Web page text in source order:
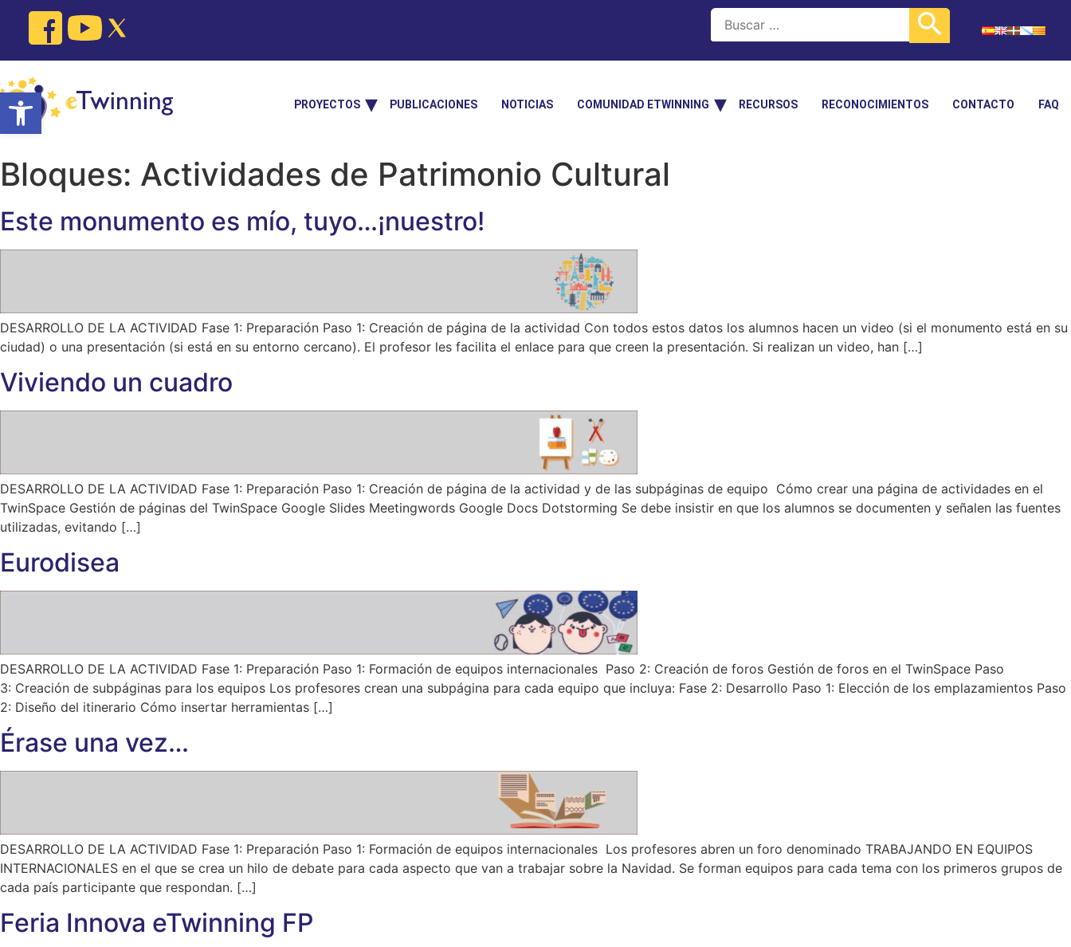
Open toolbar
content
PROYECTOS PUBLICACIONES NOTICIAS COMUNIDAD ETWINNING RECURSOS RECONOCIMIENTOS CONTACTO FAQ
Bloques: Actividades de Patrimonio Cultural
Este monumento es mío, tuyo…¡nuestro!
DESARROLLO DE LA ACTIVIDAD Fase 1: Preparación Paso 1: Creación de página de la actividad Con todos estos datos los alumnos hacen un video (si el monumento está en su
ciudad) o una presentación (si está en su entorno cercano). El profesor les facilita el enlace para que creen la presentación. Si realizan un video, han […]
Viviendo un cuadro
DESARROLLO DE LA ACTIVIDAD Fase 1: Preparación Paso 1: Creación de página de la actividad y de las subpáginas de equipo Cómo crear una página de actividades en el
TwinSpace Gestión de páginas del TwinSpace Google Slides Meetingwords Google Docs Dotstorming Se debe insistir en que los alumnos se documenten y señalen las fuentes
utilizadas, evitando […]
Eurodisea
DESARROLLO DE LA ACTIVIDAD Fase 1: Preparación Paso 1: Formación de equipos internacionales Paso 2: Creación de foros Gestión de foros en el TwinSpace Paso
3: Creación de subpáginas para los equipos Los profesores crean una subpágina para cada equipo que incluya: Fase 2: Desarrollo Paso 1: Elección de los emplazamientos Paso
2: Diseño del itinerario Cómo insertar herramientas […]
Érase una vez…
DESARROLLO DE LA ACTIVIDAD Fase 1: Preparación Paso 1: Formación de equipos internacionales Los profesores abren un foro denominado TRABAJANDO EN EQUIPOS
INTERNACIONALES en el que se crea un hilo de debate para cada aspecto que van a trabajar sobre la Navidad. Se forman equipos para cada tema con los primeros grupos de
cada país participante que respondan. […]
Feria Innova eTwinning FP